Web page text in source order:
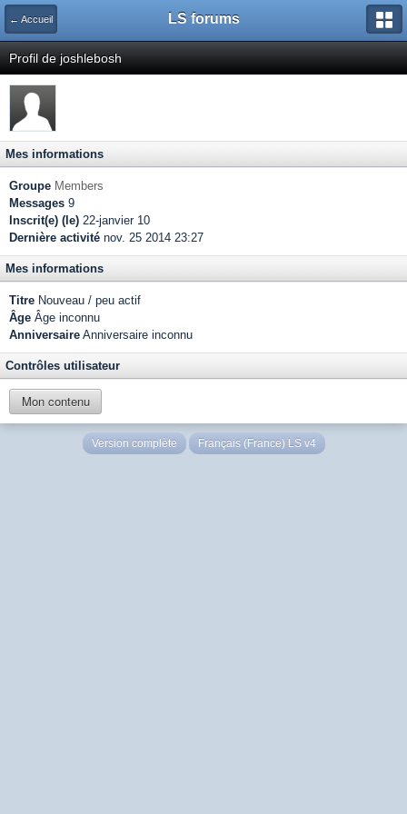
← Accueil LS forums
Profil de joshlebosh
Mes informations
Groupe Members
Messages 9
Inscrit(e) (le) 22-janvier 10
Dernière activité nov. 25 2014 23:27
Mes informations
Titre Nouveau / peu actif
Âge Âge inconnu
Anniversaire Anniversaire inconnu
Contrôles utilisateur
Mon contenu
Version complète Français (France) LS v4